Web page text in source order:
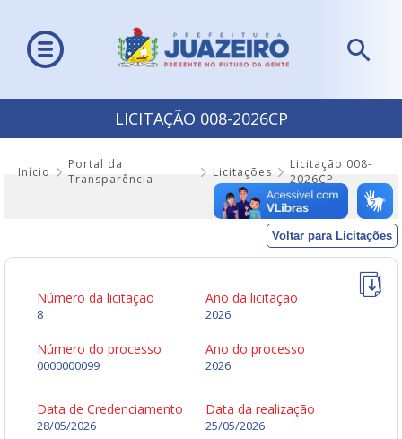
LICITAÇÃO 008-2026CP
Início
Portal da
Transparência
Licitações
Licitação 008-
2026CP
Voltar para Licitações
Número da licitação
8
Ano da licitação
2026
Número do processo
0000000099
Ano do processo
2026
Data de Credenciamento
28/05/2026
Data da realização
25/05/2026